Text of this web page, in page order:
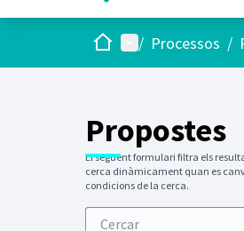
Inici Menú principal
/ Processos /
Propostes
El següent formulari filtra els
cerca dinàmicament quan es
condicions de la cerca.